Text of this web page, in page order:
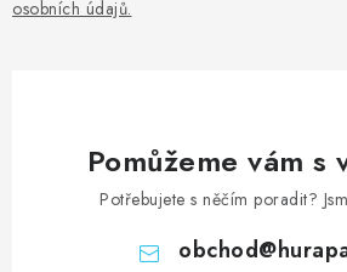
osobních údajů.
Pomůžeme vám s
Potřebujete s něčím poradit?
obchod@